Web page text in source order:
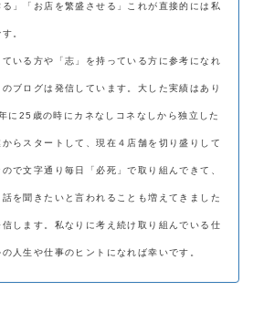
る」「お店を繁盛させる」これが直接的には私
。
いる方や「志」を持っている方に参考になれ
ブログは発信しています。大した実績はあり
に25歳の時にカネなしコネなしから独立した
らスタートして、現在４店舗を切り盛りして
で文字通り毎日「必死」で取り組んできて、
を聞きたいと言われることも増えてきました
します。私なりに考え続け取り組んでいる仕
人生や仕事のヒントになれば幸いです。